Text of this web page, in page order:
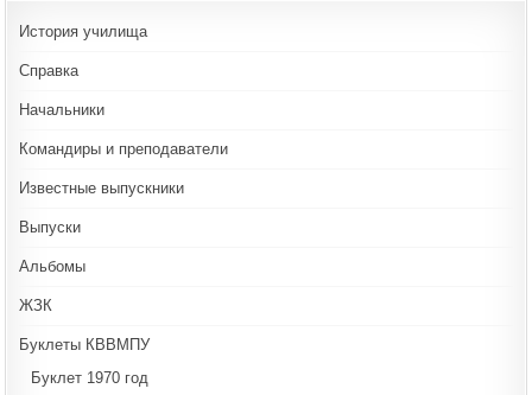
История училища
Справка
Начальники
Командиры и преподаватели
Известные выпускники
Выпуски
Альбомы
ЖЗК
Буклеты КВВМПУ
Буклет 1970 год